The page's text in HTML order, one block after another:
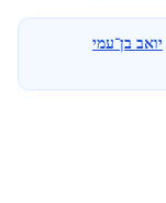
יואב בן־עמי